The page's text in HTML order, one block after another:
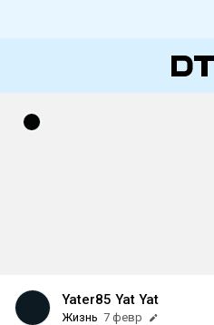
Yater85 Yat Yat
Жизнь 7 февр